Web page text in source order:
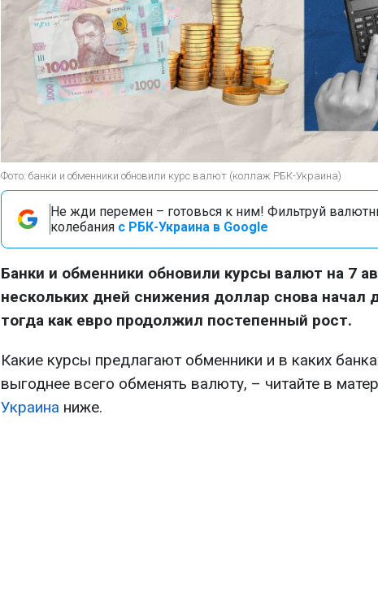
Фото: банки и обменники обновили курс валют (коллаж РБК-Украина)
Не жди перемен – готовься к ним! Фильтруй
колебания с РБК-Украина в Google
Банки и обменники обновили курсы валют на 7
нескольких дней снижения доллар снова начал
тогда как евро продолжил постепенный рост.
Какие курсы предлагают обменники и в каких
выгоднее всего обменять валюту, – читайте в
Украина ниже.